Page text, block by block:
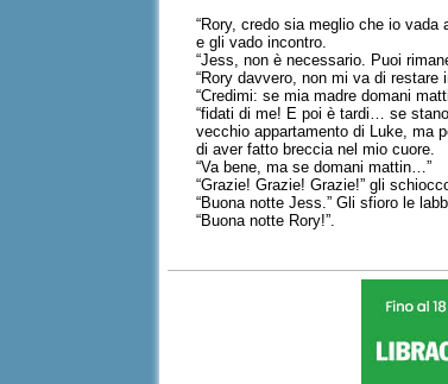
“Rory, credo sia meglio che io
e gli vado incontro.
“Jess, non è necessario. Puoi
“Rory davvero, non mi va di
“Credimi: se mia madre domani
“fidati di me! E poi è tardi… se
vecchio appartamento di Luke, ma
di aver fatto breccia nel mio cuore.
“Va bene, ma se domani mattin…”
“Grazie! Grazie! Grazie!” gli
“Buona notte Jess.” Gli sfioro le
“Buona notte Rory!”.